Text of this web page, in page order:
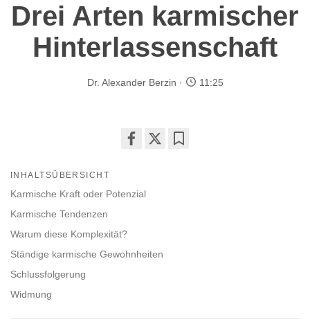
Drei Arten karmischer
Hinterlassenschaft
Dr. Alexander Berzin 11:25
facebook
INHALTSÜBERSICHT
Karmische Kraft oder Potenzial
Karmische Tendenzen
Warum diese Komplexität?
Ständige karmische Gewohnheiten
Schlussfolgerung
Widmung